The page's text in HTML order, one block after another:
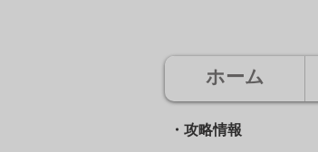
ホーム
・攻略情報